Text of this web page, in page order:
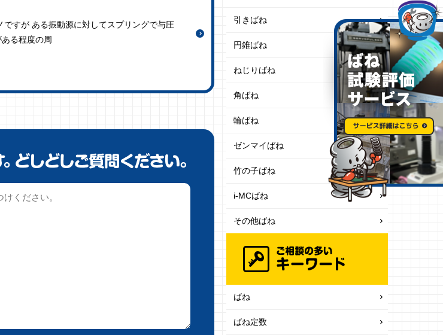
すが ある振動源に対してスプリングで与圧
る程度の周
引きばね
円錐ばね
ねじりばね
角ばね
輪ばね
ゼンマイばね
竹の子ばね
i-MCばね
その他ばね
ばね
ばね定数